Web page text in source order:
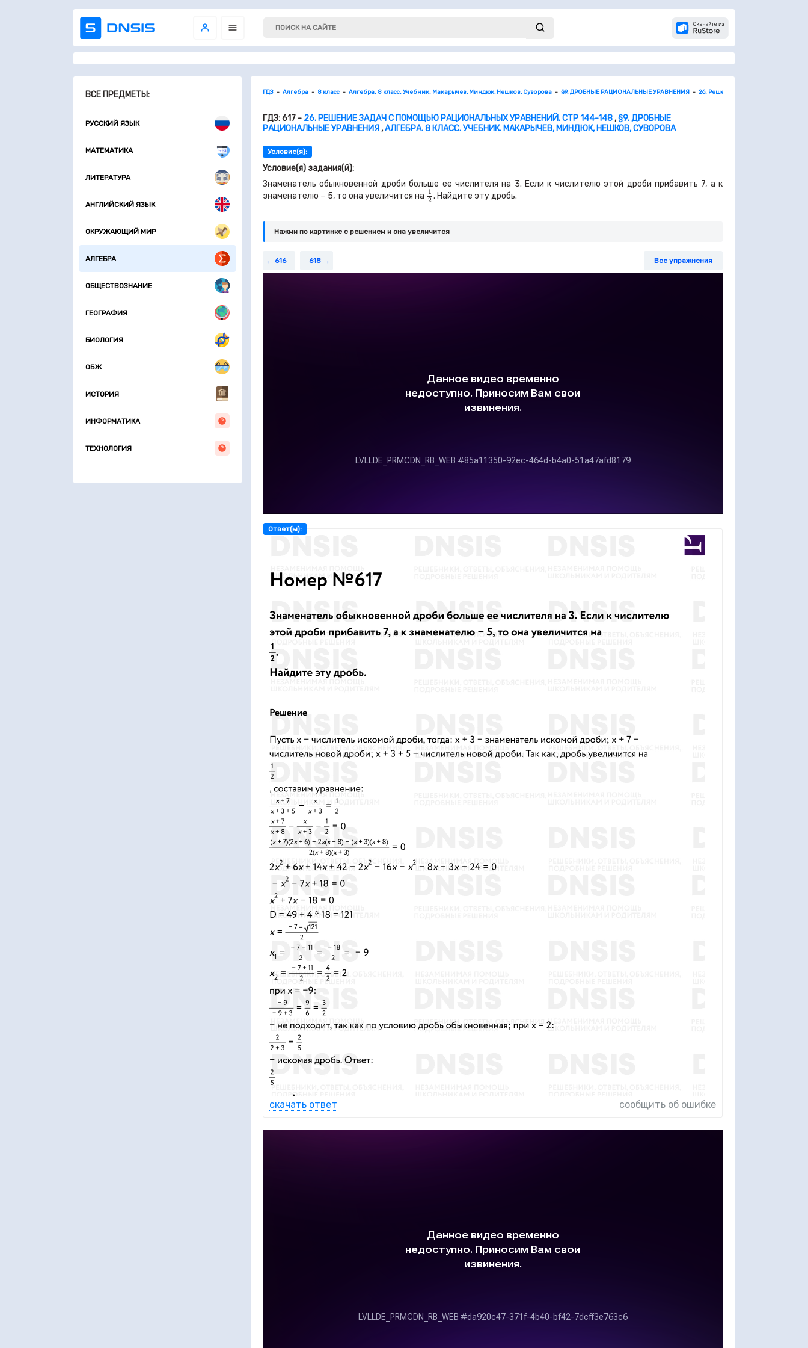
ВСЕ ПРЕДМЕТЫ:
РУССКИЙ ЯЗЫК
МАТЕМАТИКА
ЛИТЕРАТУРА
АНГЛИЙСКИЙ ЯЗЫК
ОКРУЖАЮЩИЙ МИР
АЛГЕБРА
ОБЩЕСТВОЗНАНИЕ
ГЕОГРАФИЯ
БИОЛОГИЯ
ОБЖ
ИСТОРИЯ
ИНФОРМАТИКА
ТЕХНОЛОГИЯ
ГДЗ Алгебра 8 класс Алгебра. 8 класс. Учебник. Макарычев, Миндюк, Нешков, Суворова §9. ДРОБНЫЕ РАЦИОНАЛЬНЫЕ УРАВНЕНИЯ 26. Решение задач с помощью
ГДЗ: 617 - 26. РЕШЕНИЕ ЗАДАЧ С ПОМОЩЬЮ РАЦИОНАЛЬНЫХ УРАВНЕНИЙ. СТР 144-148,§9. ДРОБНЫЕ
РАЦИОНАЛЬНЫЕ УРАВНЕНИЯ,АЛГЕБРА. 8 КЛАСС. УЧЕБНИК. МАКАРЫЧЕВ, МИНДЮК, НЕШКОВ, СУВОРОВА
Условие(я):
Условие(я) задания(й):
Знаменатель обыкновенной дроби больше ее числителя на 3. Если к числителю этой дроби прибавить 7, а к
знаменателю − 5, то она увеличится на
1
2
12
. Найдите эту дробь.
Нажми по картинке c решением и она увеличится
616 618 Все упражнения
Ответ(ы):
скачать ответ сообщить об ошибке